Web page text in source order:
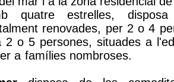
quatre estrelles, disposa
renovades, per 2 o 4
2 o 5 persones, situades a
per a